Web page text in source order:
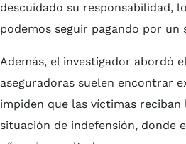
descuidado su responsabilidad,
podemos seguir pagando por un
Además, el investigador abordó
aseguradoras suelen encontrar
impiden que las víctimas
situación de indefensión, donde